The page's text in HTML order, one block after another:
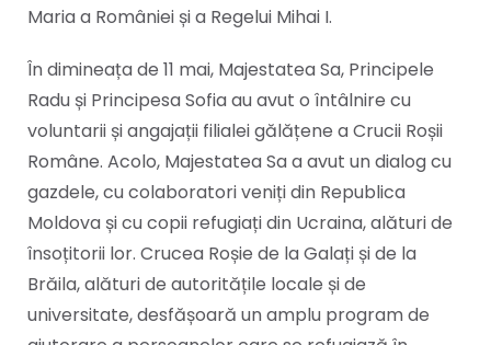
Maria a României și a Regelui Mihai I.
În dimineața de 11 mai, Majestatea Sa, Principele
Radu și Principesa Sofia au avut o întâlnire cu
voluntarii și angajații filialei gălățene a Crucii Roșii
Române. Acolo, Majestatea Sa a avut un dialog cu
gazdele, cu colaboratori veniți din Republica
Moldova și cu copii refugiați din Ucraina, alături de
însoțitorii lor. Crucea Roșie de la Galați și de la
Brăila, alături de autoritățile locale și de
universitate, desfășoară un amplu program de